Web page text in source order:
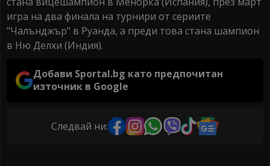
игра на два финала на турнири от сериите
"Чалънджър" в Руанда, а преди това стана шампион
в Ню Делхи (Индия).
Добави Sportal.bg като предпочитан
източник в Google
Следвай ни: